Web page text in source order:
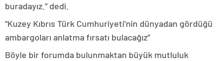
buradayız.” dedi.
“Kuzey Kıbrıs Türk Cumhuriyeti’nin dünyadan gördüğü
ambargoları anlatma fırsatı bulacağız”
Böyle bir forumda bulunmaktan büyük mutluluk